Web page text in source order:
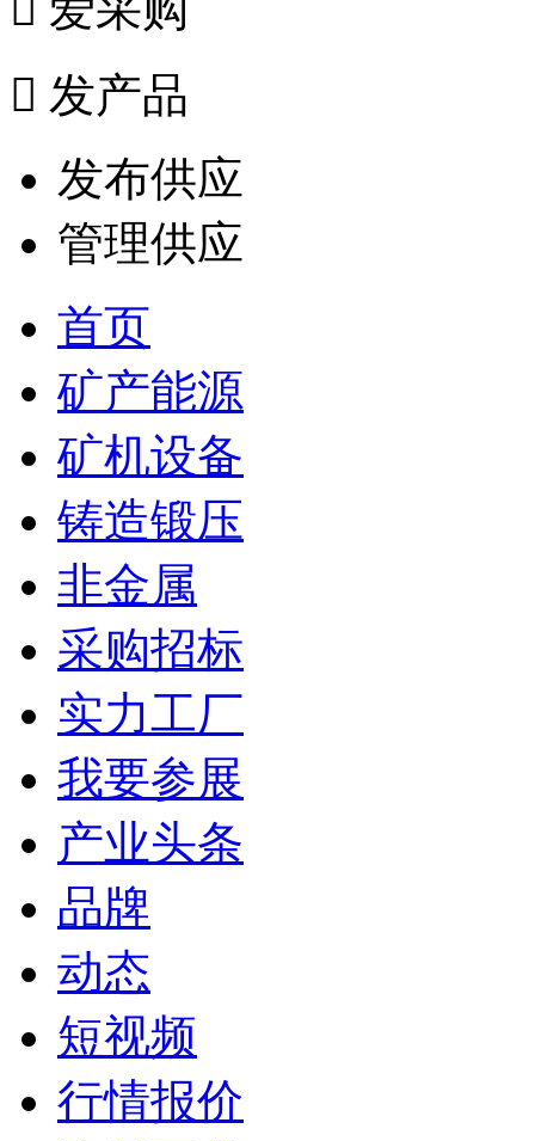
 发产品
发布供应
管理供应
首页
矿产能源
矿机设备
铸造锻压
非金属
采购招标
实力工厂
我要参展
产业头条
品牌
动态
短视频
行情报价